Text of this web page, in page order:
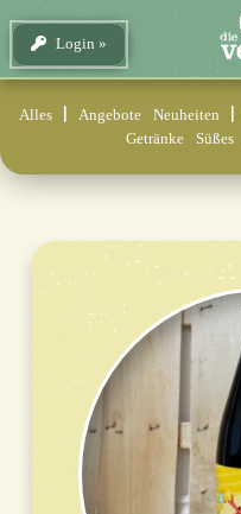
Login
Alles Angebote Neuheiten
Getränke
Süßes